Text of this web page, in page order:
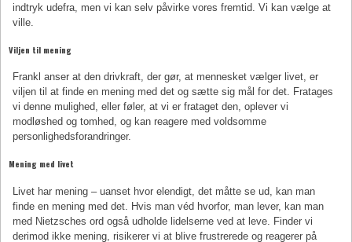
indtryk udefra, men vi kan selv påvirke vores fremtid. Vi kan vælge at
ville.
Viljen til mening
Frankl anser at den drivkraft, der gør, at mennesket vælger livet, er
viljen til at finde en mening med det og sætte sig mål for det. Fratages
vi denne mulighed, eller føler, at vi er frataget den, oplever vi
modløshed og tomhed, og kan reagere med voldsomme
personlighedsforandringer.
Mening med livet
Livet har mening – uanset hvor elendigt, det måtte se ud, kan man
finde en mening med det. Hvis man véd hvorfor, man lever, kan man
med Nietzsches ord også udholde lidelserne ved at leve. Finder vi
derimod ikke mening, risikerer vi at blive frustrerede og reagerer på